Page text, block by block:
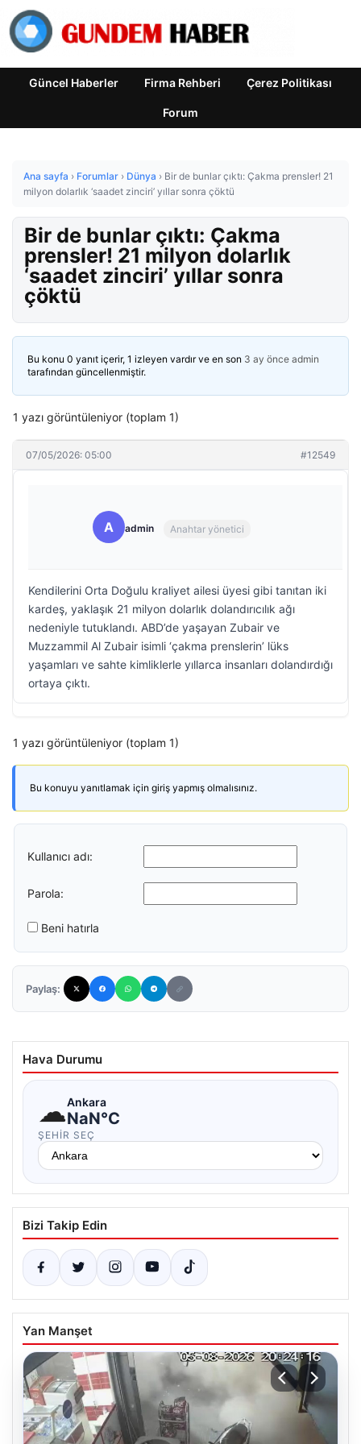
Güncel Haberler Firma Rehberi Çerez Politikası
Forum
Ana sayfa › Forumlar › Dünya › Bir de bunlar çıktı: Çakma prensler! 21
milyon dolarlık ‘saadet zinciri’ yıllar sonra çöktü
Bir de bunlar çıktı: Çakma
prensler! 21 milyon dolarlık
‘saadet zinciri’ yıllar sonra
çöktü
Bu konu 0 yanıt içerir, 1 izleyen vardır ve en son 3 ay önce admin
tarafından güncellenmiştir.
1 yazı görüntüleniyor (toplam 1)
07/05/2026: 05:00 #12549
A admin Anahtar yönetici
Kendilerini Orta Doğulu kraliyet ailesi üyesi gibi tanıtan iki
kardeş, yaklaşık 21 milyon dolarlık dolandırıcılık ağı
nedeniyle tutuklandı. ABD’de yaşayan Zubair ve
Muzzammil Al Zubair isimli ‘çakma prenslerin’ lüks
yaşamları ve sahte kimliklerle yıllarca insanları dolandırdığı
ortaya çıktı.
1 yazı görüntüleniyor (toplam 1)
Bu konuyu yanıtlamak için giriş yapmış olmalısınız.
Kullanıcı adı:
Parola:
Beni hatırla
Paylaş:
Hava Durumu
☁Ankara
NaN°C
ŞEHIR SEÇ
Bizi Takip Edin
Yan Manşet